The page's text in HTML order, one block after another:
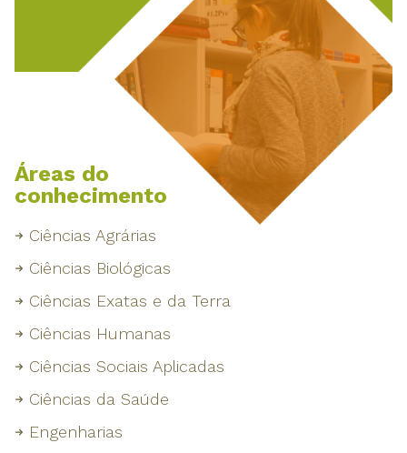
Áreas do
conhecimento
Ciências Agrárias
Ciências Biológicas
Ciências Exatas e da Terra
Ciências Humanas
Ciências Sociais Aplicadas
Ciências da Saúde
Engenharias